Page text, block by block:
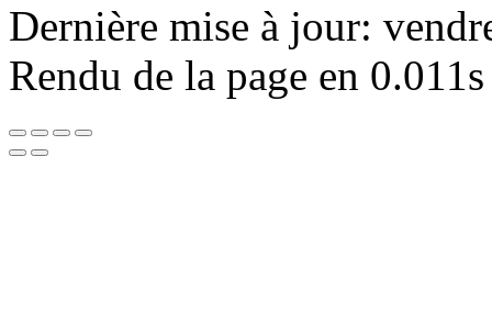
Dernière mise à jour:
Rendu de la page en 0.011s